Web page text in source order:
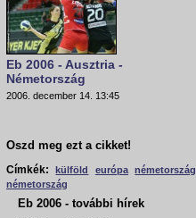
Eb 2006 - Ausztria -
Németország
2006. december 14. 13:45
Oszd meg ezt a cikket!
Címkék:
külföld európa németország
németország
Eb 2006 - további hírek